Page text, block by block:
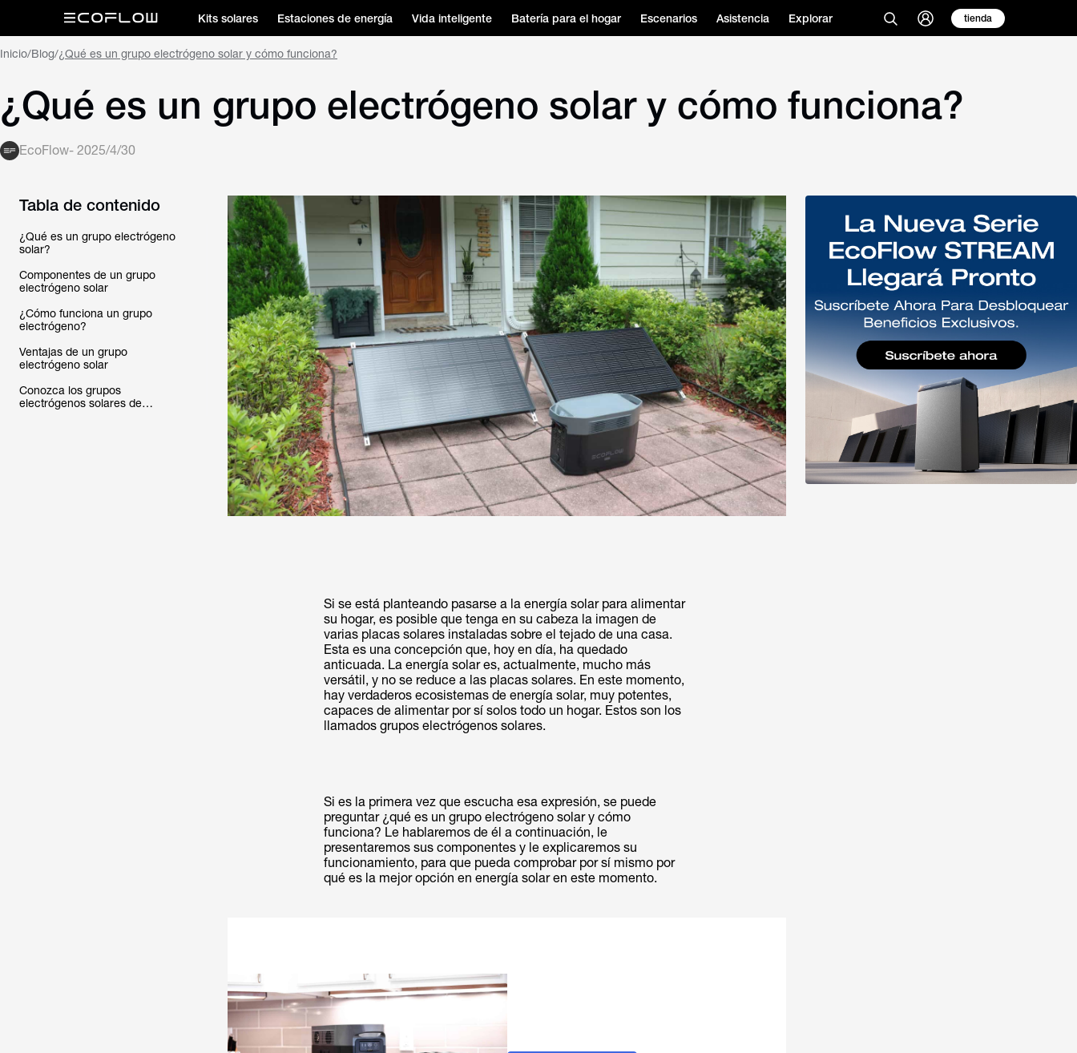
Kits solares Estaciones de energía Vida inteligente Batería para el hogar Escenarios Asistencia Explorar tienda
Inicio/Blog/¿Qué es un grupo electrógeno solar y cómo funciona?
¿Qué es un grupo electrógeno solar y cómo funciona?
EcoFlow- 2025/4/30
Tabla de contenido
¿Qué es un grupo electrógeno
solar?
Componentes de un grupo
electrógeno solar
¿Cómo funciona un grupo
electrógeno?
Ventajas de un grupo
electrógeno solar
Conozca los grupos
electrógenos solares de
Si se está planteando pasarse a la energía solar para alimentar
su hogar, es posible que tenga en su cabeza la imagen de
varias placas solares instaladas sobre el tejado de una casa.
Esta es una concepción que, hoy en día, ha quedado
anticuada. La energía solar es, actualmente, mucho más
versátil, y no se reduce a las placas solares. En este momento,
hay verdaderos ecosistemas de energía solar, muy potentes,
capaces de alimentar por sí solos todo un hogar. Estos son los
llamados grupos electrógenos solares.
Si es la primera vez que escucha esa expresión, se puede
preguntar ¿qué es un grupo electrógeno solar y cómo
funciona? Le hablaremos de él a continuación, le
presentaremos sus componentes y le explicaremos su
funcionamiento, para que pueda comprobar por sí mismo por
qué es la mejor opción en energía solar en este momento.